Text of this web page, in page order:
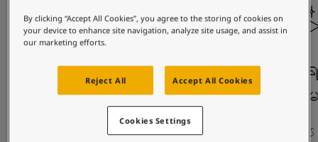
Colour Tools
အရောင်နမူနာများ
အတွင်းခန်းအတွက် အတုယူစရာအသွင်အပြင်များ
အပြင်ပိုင်းအတွက် အတုယူစရာအသွင်အပြင်များ
စိတ်ကူးယဉ်မှုဖြင့်နေထိုင်မှု
စခရင်ပေါ်ရှိ အရောင်
များ
မတူညီသော မျက်နှာပြင်ဆက်တင်များနှင့်
အ
အ
ကျွန်ုပ်
By clicking “Accept All Cookies”, you agree to the storing of cookies on
your device to enhance site navigation, analyze site usage, and assist in
our marketing efforts.
Reject All Accept All Cookies
Cookies Settings